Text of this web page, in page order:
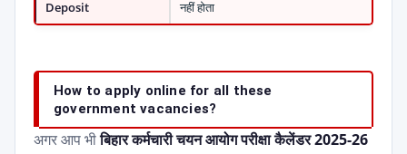
Deposit नहीं होता
How to apply online for all these
government vacancies?
अगर आप भीबिहार कर्मचारी चयन आयोग परीक्षा कैलेंडर 2025-26